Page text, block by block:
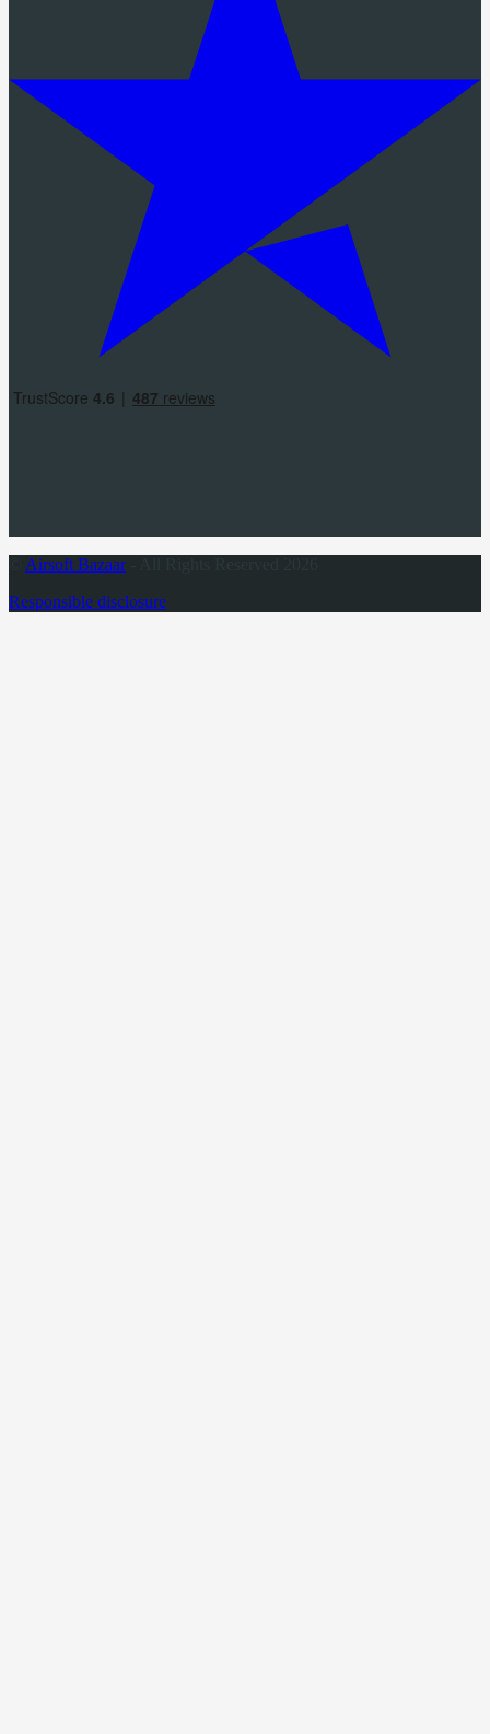
Airsoft Bazaar- All Rights Reserved 2026
Responsible disclosure